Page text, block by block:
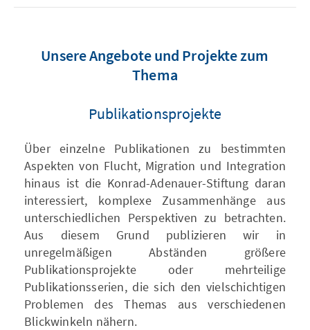
Unsere Angebote und Projekte zum
Thema
Publikationsprojekte
Über einzelne Publikationen zu bestimmten
Aspekten von Flucht, Migration und Integration
hinaus ist die Konrad-Adenauer-Stiftung daran
interessiert, komplexe Zusammenhänge aus
unterschiedlichen Perspektiven zu betrachten.
Aus diesem Grund publizieren wir in
unregelmäßigen Abständen größere
Publikationsprojekte oder mehrteilige
Publikationsserien, die sich den vielschichtigen
Problemen des Themas aus verschiedenen
Blickwinkeln nähern.